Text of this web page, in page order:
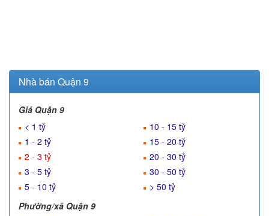
Nhà bán Quận 9
Giá Quận 9
< 1 tỷ
1 - 2 tỷ
2 - 3 tỷ
3 - 5 tỷ
5 - 10 tỷ
10 - 15 tỷ
15 - 20 tỷ
20 - 30 tỷ
30 - 50 tỷ
> 50 tỷ
Phường/xã Quận 9